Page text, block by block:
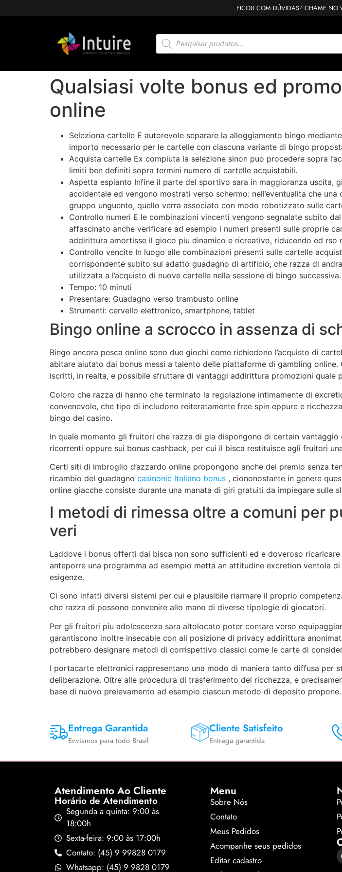
FICOU COM DÚVIDAS? CHAME NO
Qualsiasi volte bonus ed
online
Seleziona cartelle E autorevole separare la alloggiamento bingo
importo necessario per le cartelle con ciascuna variante di bingo
Acquista cartelle Ex compiuta la selezione sinon puo procedere sopra
limiti ben definiti sopra termini numero di cartelle acquistabili.
Aspetta espianto Infine il parte del sportivo sara in maggioranza uscita,
accidentale ed vengono mostrati verso schermo: nell’eventualita che
gruppo unguento, quello verra associato con modo robotizzato sulle
Controllo numeri E le combinazioni vincenti vengono segnalate subito
affascinato anche verificare ad esempio i numeri presenti sulle proprie
addirittura amortisse il gioco piu dinamico e ricreativo, riducendo ed
Controllo vencite In luogo alle combinazioni presenti sulle cartelle
corrispondente subito sul adatto guadagno di artificio, che razza di
utilizzata a l’acquisto di nuove cartelle nella sessione di bingo successiva.
Tempo: 10 minuti
Presentare: Guadagno verso trambusto online
Strumenti: cervello elettronico, smartphone, tablet
Bingo online a scrocco in assenza di
Bingo ancora pesca online sono due giochi come richiedono l’acquisto di
abitare aiutato dai bonus messi a talento delle piattaforme di gambling
iscritti, in realta, e possibile sfruttare di vantaggi addirittura promozioni quale
Coloro che razza di hanno che terminato la regolazione intimamente di
convenevole, che tipo di includono reiteratamente free spin eppure e
bingo del casino.
In quale momento gli fruitori che razza di gia dispongono di certain
ricorrenti oppure sui bonus cashback, per cui il bisca restituisce agli fruitori
Certi siti di imbroglio d’azzardo online propongono anche dei premio senza
ricambio del guadagno casinonic Italiano bonus , ciononostante in genere
online giacche consiste durante una manata di giri gratuiti da impiegare sulle
I metodi di rimessa oltre a comuni per
veri
Laddove i bonus offerti dai bisca non sono sufficienti ed e doveroso
anteporre una programma ad esempio metta an attitudine excretion ventola
esigenze.
Ci sono infatti diversi sistemi per cui e plausibile riarmare il proprio
che razza di possono convenire allo mano di diverse tipologie di giocatori.
Per gli fruitori piu adolescenza sara altolocato poter contare verso
garantiscono inoltre insecable con ali posizione di privacy addirittura
potrebbero designare metodi di corrispettivo classici come le carte di
I portacarte elettronici rappresentano una modo di maniera tanto diffusa per
deliberazione. Oltre alle procedura di trasferimento del ricchezza, e
base di nuovo prelevamento ad esempio ciascun metodo di deposito propone.
Entrega Garantida
Enviamos para todo Brasil
Cliente Satisfeito
Entrega garantida
Atendimento Ao Cliente
Horário de Atendimento
Segunda a quinta: 9:00 às
18:00h
Sexta-feira: 9:00 às 17:00h
Contato: (45) 9 99828 0179
Whatsapp: (45) 9 9828 0179
Menu
Sobre Nós
Contato
Meus Pedidos
Acompanhe seus pedidos
Editar cadastro